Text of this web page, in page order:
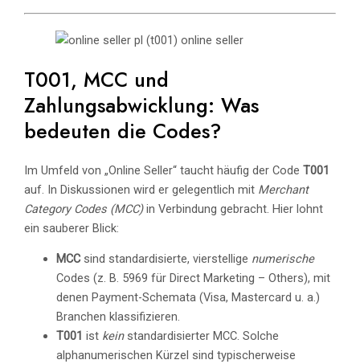
T001, MCC und
Zahlungsabwicklung: Was
bedeuten die Codes?
Im Umfeld von „Online Seller“ taucht häufig der CodeT001
auf. In Diskussionen wird er gelegentlich mit Merchant
Category Codes (MCC)in Verbindung gebracht. Hier lohnt
ein sauberer Blick:
MCCsind standardisierte, vierstellige numerische
Codes (z. B. 5969 für Direct Marketing – Others), mit
denen Payment-Schemata (Visa, Mastercard u. a.)
Branchen klassifizieren.
T001 ist keinstandardisierter MCC. Solche
alphanumerischen Kürzel sind typischerweise